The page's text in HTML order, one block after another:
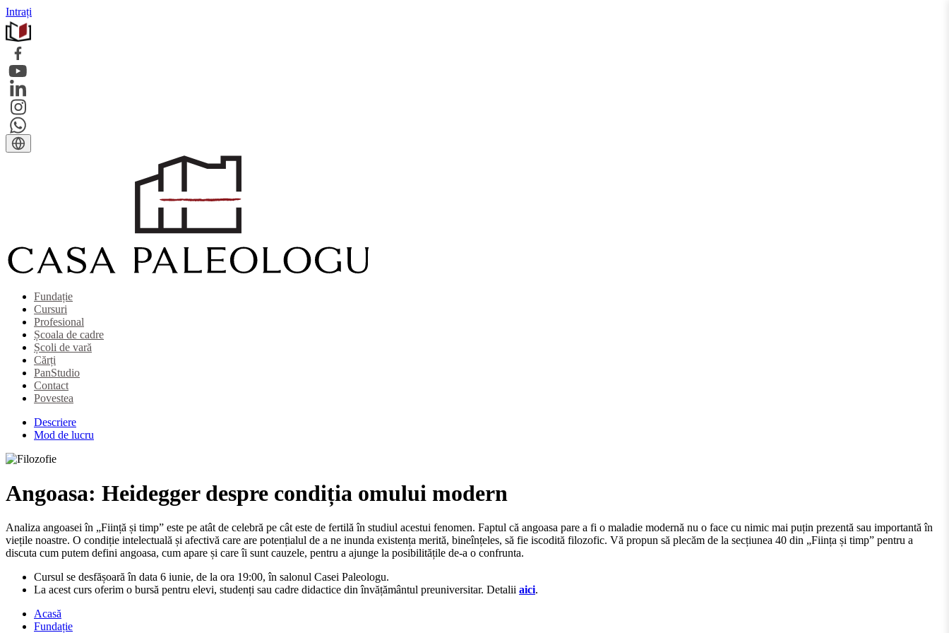
Intrați
Fundație
Cursuri
Profesional
Școala de cadre
Școli de vară
Cărți
PanStudio
Contact
Povestea
Descriere
Mod de lucru
Angoasa: Heidegger despre condiția omului modern
Analiza angoasei în „Ființă și timp” este pe atât de celebră pe cât este de fertilă în studiul acestui fenomen. Faptul că angoasa pare a fi o maladie modernă nu o face cu nimic mai puțin prezentă sau importantă în
viețile noastre. O condiție intelectuală și afectivă care are potențialul de a ne inunda existența merită, bineînțeles, să fie iscodită filozofic. Vă propun să plecăm de la secțiunea 40 din „Ființa și timp” pentru a
discuta cum putem defini angoasa, cum apare și care îi sunt cauzele, pentru a ajunge la posibilitățile de-a o confrunta.
Cursul se desfășoară în data 6 iunie, de la ora 19:00, în salonul Casei Paleologu.
La acest curs oferim o bursă pentru elevi, studenți sau cadre didactice din învățământul preuniversitar. Detalii aici.
Acasă
Fundație